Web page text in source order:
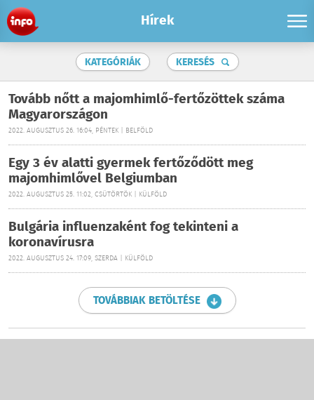
Hírek
KATEGÓRIÁK KERESÉS
Tovább nőtt a majomhimlő-fertőzöttek száma
Magyarországon
2022. AUGUSZTUS 26. 16:04, PÉNTEK | BELFÖLD
Egy 3 év alatti gyermek fertőződött meg
majomhimlővel Belgiumban
2022. AUGUSZTUS 25. 11:02, CSÜTÖRTÖK | KÜLFÖLD
Bulgária influenzaként fog tekinteni a
koronavírusra
2022. AUGUSZTUS 24. 17:09, SZERDA | KÜLFÖLD
TOVÁBBIAK BETÖLTÉSE